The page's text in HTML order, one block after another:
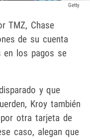
Getty
TMZ, Chase
de su cuenta
en los pagos se
y que
Kroy también
otra tarjeta de
caso, alegan que